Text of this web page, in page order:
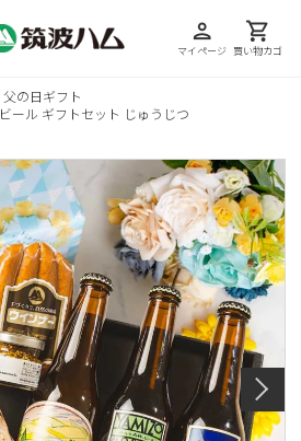
person
マイページ
shopping_cart
買い物カゴ
父の日ギフト
ール ギフトセット じゅうじつ